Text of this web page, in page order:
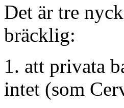
Det är tre
bräcklig:
1. att privata
intet (som